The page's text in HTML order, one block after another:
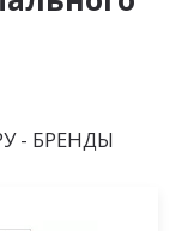
- БРЕНДЫ